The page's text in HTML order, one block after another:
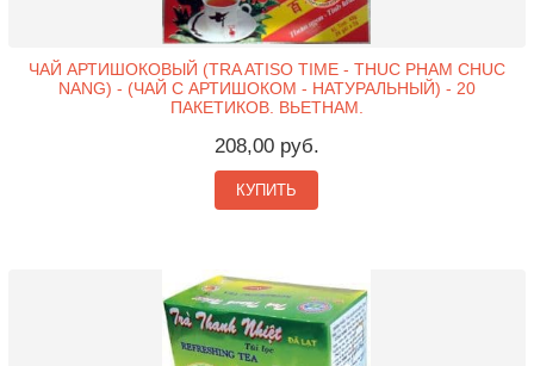
ЧАЙ АРТИШОКОВЫЙ (TRA ATISO TIME - THUC PHAM CHUC
NANG) - (ЧАЙ С АРТИШОКОМ - НАТУРАЛЬНЫЙ) - 20
ПАКЕТИКОВ. ВЬЕТНАМ.
208,00 руб.
КУПИТЬ